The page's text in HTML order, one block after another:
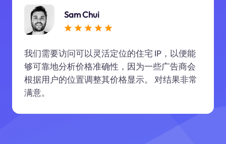
Sam Chui
我们需要访问可以灵活定位的住宅 IP，以便能
够可靠地分析价格准确性，因为一些广告商会
根据用户的位置调整其价格显示。 对结果非常
满意。